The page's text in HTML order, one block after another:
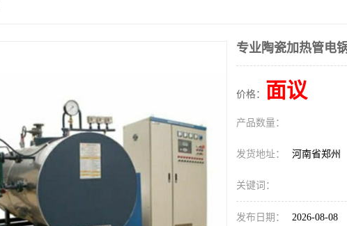
专业陶瓷加热管电
价格： 面议
产品数量：
发货地址： 河南省郑州
关键词：
发布日期： 2026-08-08